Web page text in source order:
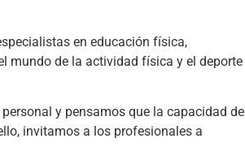
en educación física,
mundo de la actividad física y el deporte
y pensamos que la capacidad de
invitamos a los profesionales a